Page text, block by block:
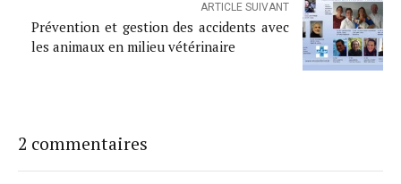
ARTICLE SUIVANT
Prévention et gestion des accidents avec
les animaux en milieu vétérinaire
2 commentaires